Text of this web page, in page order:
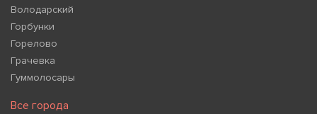
Володарский
Горбунки
Горелово
Грачевка
Гуммолосары
Все города